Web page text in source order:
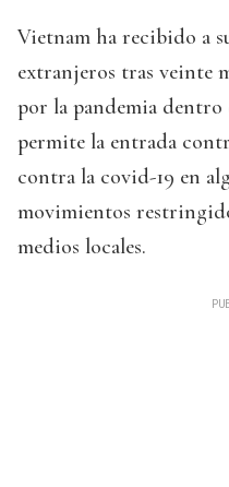
Vietnam ha recibido a
extranjeros tras veinte
por la pandemia dentro
permite la entrada
contra la covid-19 en
movimientos
medios locales.